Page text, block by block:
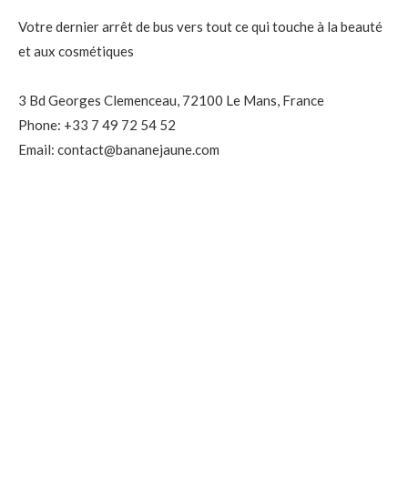
Votre dernier arrêt de bus vers tout ce qui touche à la beauté
et aux cosmétiques
3 Bd Georges Clemenceau, 72100 Le Mans, France
Phone: +33 7 49 72 54 52
Email: contact@bananejaune.com